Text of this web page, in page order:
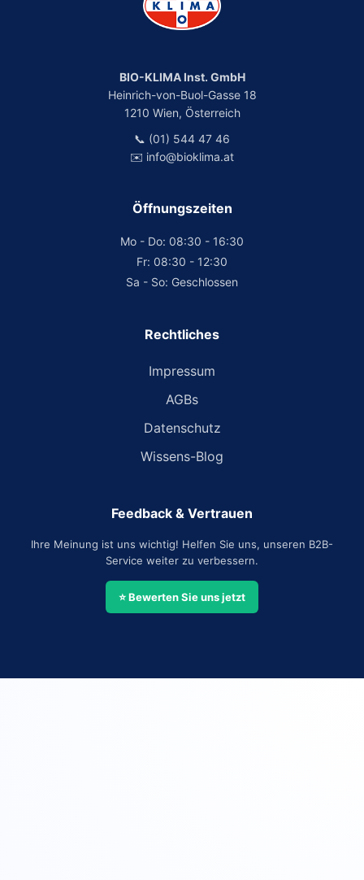
BIO-KLIMA Inst. GmbH
Heinrich-von-Buol-Gasse 18
1210 Wien, Österreich
📞 (01) 544 47 46
✉️ info@bioklima.at
Öffnungszeiten
Mo - Do: 08:30 - 16:30
Fr: 08:30 - 12:30
Sa - So: Geschlossen
Rechtliches
Impressum
AGBs
Datenschutz
Wissens-Blog
Feedback & Vertrauen
Ihre Meinung ist uns wichtig! Helfen Sie uns, unseren B2B-
Service weiter zu verbessern.
⭐ Bewerten Sie uns jetzt